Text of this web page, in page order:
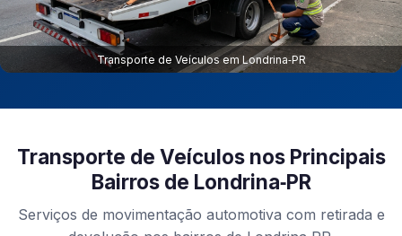
Transporte de Veículos em Londrina‑PR
Transporte de Veículos nos Principais
Bairros de Londrina‑PR
Serviços de movimentação automotiva com retirada e